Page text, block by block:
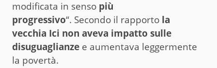
modificata in senso più
progressivo“. Secondo il rapporto la
vecchia Ici non aveva impatto sulle
disuguaglianze e aumentava leggermente
la povertà.